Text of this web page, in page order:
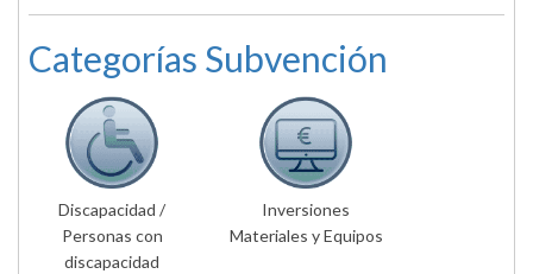
Categorías Subvención
Discapacidad /
Personas con
discapacidad
Inversiones
Materiales y Equipos